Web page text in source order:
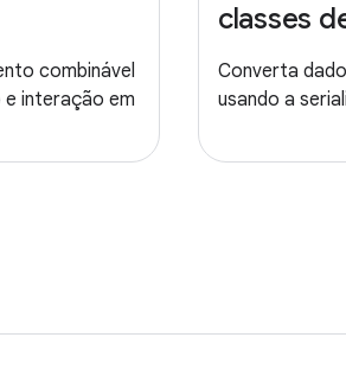
combinável
e interação em
classes
Converta
usando a